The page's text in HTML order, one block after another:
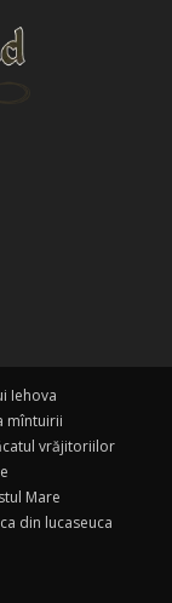
Iehova
mîntuirii
vrăjitoriilor
Mare
din lucaseuca